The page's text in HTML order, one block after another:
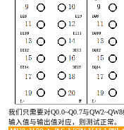
我们只需要对Q0.0~Q0.7与
输入值与输出值对应，则测试正常。